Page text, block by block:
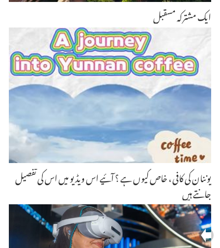
ایک مشترکہ مسقبل
یوننان کی کافی ، خاص کیوں ہے ؟ آئیے اس ویڈیو میں اس کی تفصیل
جانتے ہیں